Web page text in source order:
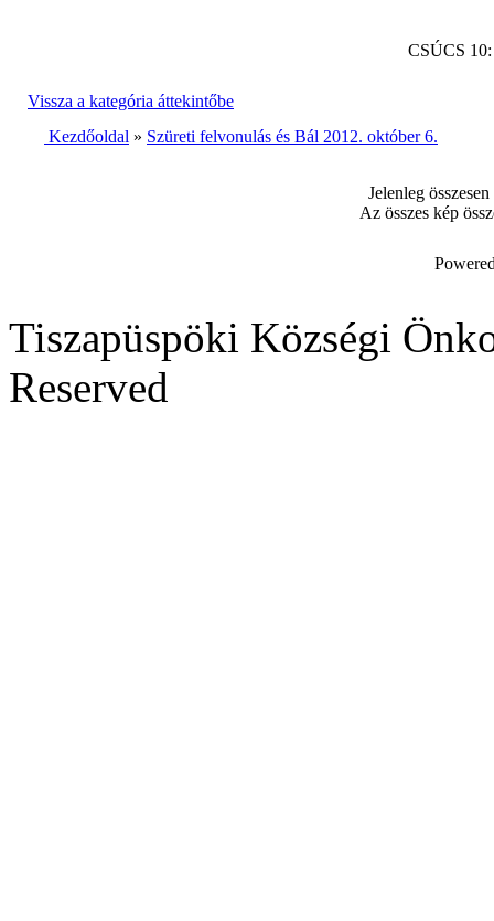
CSÚCS
Vissza a kategória áttekintőbe
Kezdőoldal » Szüreti felvonulás és Bál 2012. október 6.
Jelenleg
Az összes kép
Tiszapüspöki Községi
Reserved